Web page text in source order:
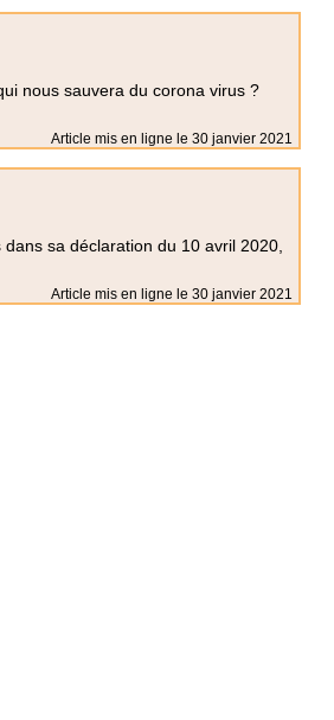
nous sauvera du corona virus ?
Article mis en ligne le30 janvier 2021
sa déclaration du 10 avril 2020,
Article mis en ligne le30 janvier 2021